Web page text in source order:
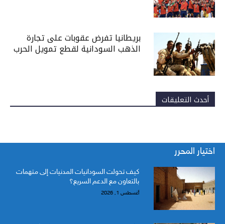
بريطانيا تفرض عقوبات على تجارة
الذهب السودانية لقطع تمويل الحرب
أحدث التعليقات
اختيار المحرر
كيف تحولت السودانيات المدنيات إلى متهمات
بالتعاون مع الدعم السريع؟
أغسطس 1, 2026